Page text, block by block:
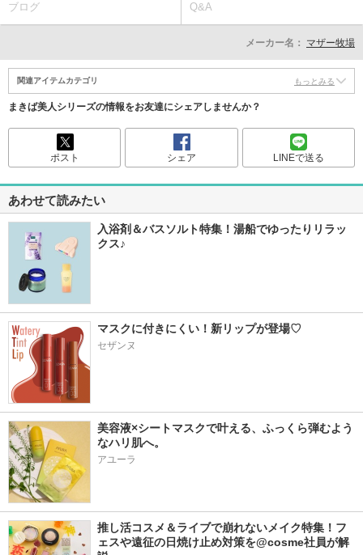
ブログ Q&A
メーカー名： マザー牧場
関連アイテムカテゴリ もっとみる
まきば美人シリーズの情報をお友達にシェアしませんか？
ポスト シェア LINEで送る
あわせて読みたい
入浴剤＆バスソルト特集！湯船でゆったりリラッ
クス♪
マスクに付きにくい！新リップが登場♡
セザンヌ
美容液×シートマスクで叶える、ふっくら弾むよう
なハリ肌へ。
アユーラ
推し活コスメ＆ライブで崩れないメイク特集！フ
ェスや遠征の日焼け止め対策を@cosme社員が解